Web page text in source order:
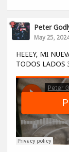
Peter
May 25,
HEEEY, MI
TODOS LADOS